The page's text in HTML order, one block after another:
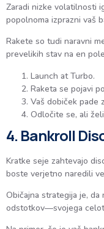
Zaradi nizke volatilnosti
popolnoma izprazni vaš
Rakete so tudi naravni
prevelikih stav na en
Launch at Turbo.
Raketa se pojavi
Vaš dobiček pade
Odločite se, ali
4. Bankroll
Kratke seje zahtevajo
boste verjetno naredili
Običajna strategija je,
odstotkov—svojega